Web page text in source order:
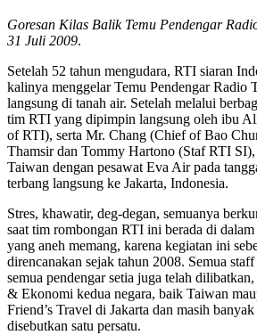
Goresan Kilas Balik Temu Pendengar
31 Juli 2009.
Setelah 52 tahun mengudara, RTI siaran
kalinya menggelar Temu Pendengar Radio
langsung di tanah air. Setelah melalui
tim RTI yang dipimpin langsung oleh ibu
of RTI), serta Mr. Chang (Chief of Bao
Thamsir dan Tommy Hartono (Staf RTI SI),
Taiwan dengan pesawat Eva Air pada
terbang langsung ke Jakarta, Indonesia.
Stres, khawatir, deg-degan, semuanya
saat tim rombongan RTI ini berada di
yang aneh memang, karena kegiatan ini
direncanakan sejak tahun 2008. Semua
semua pendengar setia juga telah
& Ekonomi kedua negara, baik Taiwan
Friend’s Travel di Jakarta dan masih
disebutkan satu persatu.